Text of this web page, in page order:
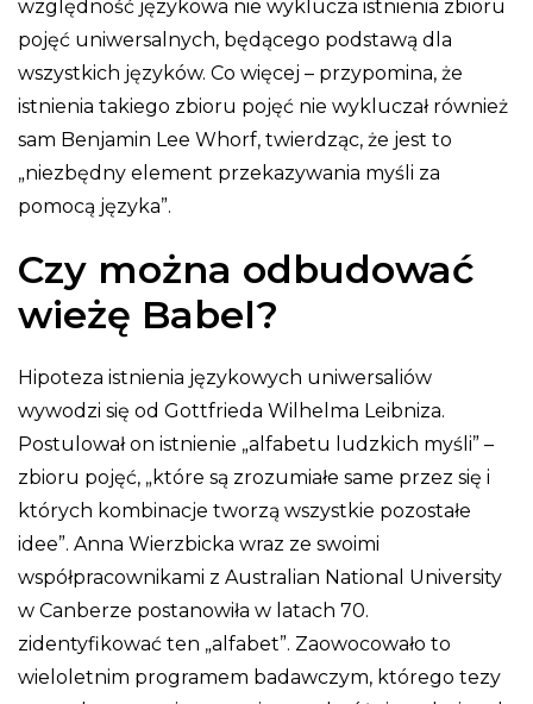
względność językowa nie wyklucza istnienia zbioru
pojęć uniwersalnych, będącego podstawą dla
wszystkich języków. Co więcej – przypomina, że
istnienia takiego zbioru pojęć nie wykluczał również
sam Benjamin Lee Whorf, twierdząc, że jest to
„niezbędny element przekazywania myśli za
pomocą języka”.
Czy można odbudować
wieżę Babel?
Hipoteza istnienia językowych uniwersaliów
wywodzi się od Gottfrieda Wilhelma Leibniza.
Postulował on istnienie „alfabetu ludzkich myśli” –
zbioru pojęć, „które są zrozumiałe same przez się i
których kombinacje tworzą wszystkie pozostałe
idee”. Anna Wierzbicka wraz ze swoimi
współpracownikami z Australian National University
w Canberze postanowiła w latach 70.
zidentyfikować ten „alfabet”. Zaowocowało to
wieloletnim programem badawczym, którego tezy